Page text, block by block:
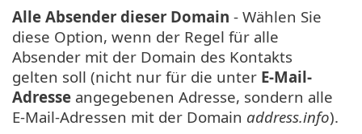
Alle Absender dieser Domain - Wählen Sie
diese Option, wenn der Regel für alle
Absender mit der Domain des Kontakts
gelten soll (nicht nur für die unter E-Mail-
Adresse angegebenen Adresse, sondern alle
E-Mail-Adressen mit der Domain address.info).